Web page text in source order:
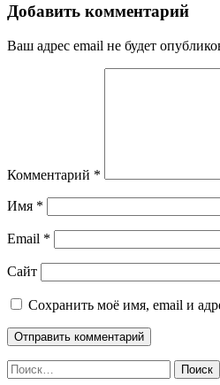
Добавить комментарий
Ваш адрес email не будет
Комментарий *
Имя *
Email *
Сайт
Сохранить моё имя, email и
Найти: